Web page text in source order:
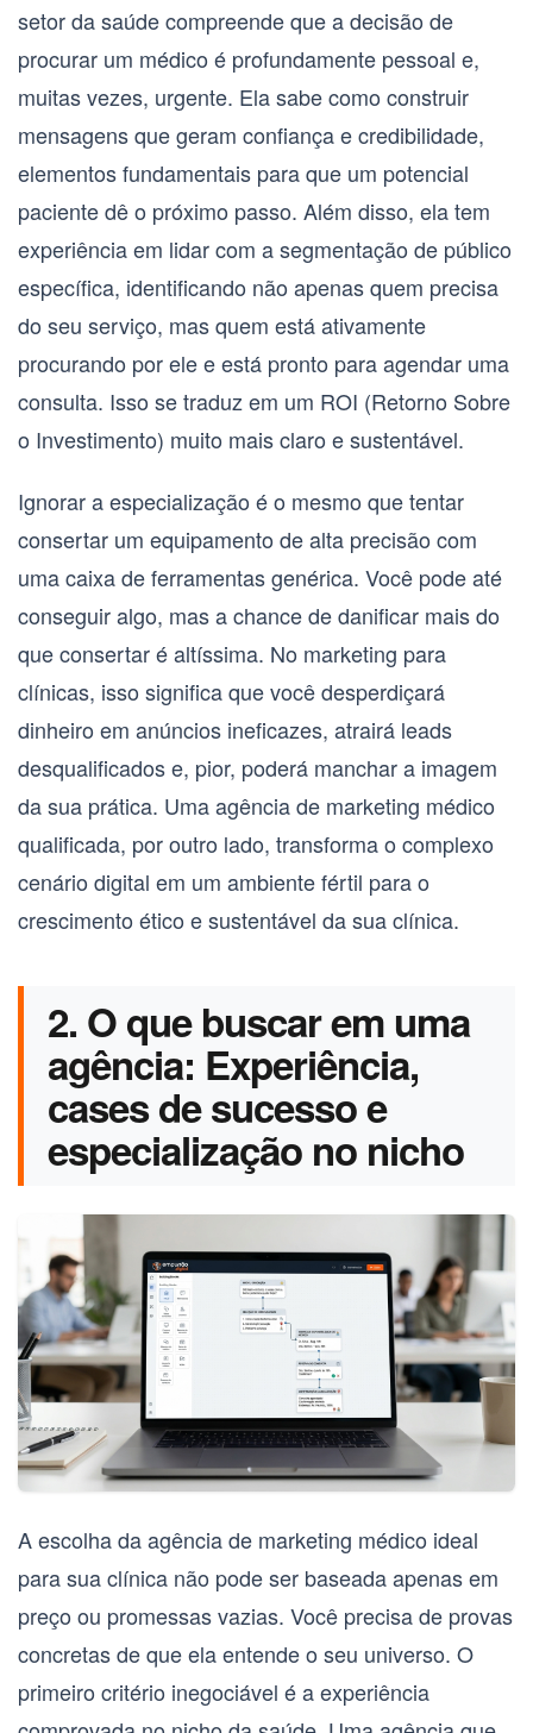
setor da saúde compreende que a decisão de
procurar um médico é profundamente pessoal e,
muitas vezes, urgente. Ela sabe como construir
mensagens que geram confiança e credibilidade,
elementos fundamentais para que um potencial
paciente dê o próximo passo. Além disso, ela tem
experiência em lidar com a segmentação de público
específica, identificando não apenas quem precisa
do seu serviço, mas quem está ativamente
procurando por ele e está pronto para agendar uma
consulta. Isso se traduz em um ROI (Retorno Sobre
o Investimento) muito mais claro e sustentável.
Ignorar a especialização é o mesmo que tentar
consertar um equipamento de alta precisão com
uma caixa de ferramentas genérica. Você pode até
conseguir algo, mas a chance de danificar mais do
que consertar é altíssima. No marketing para
clínicas, isso significa que você desperdiçará
dinheiro em anúncios ineficazes, atrairá leads
desqualificados e, pior, poderá manchar a imagem
da sua prática. Umaagência de marketing médico
qualificada, por outro lado, transforma o complexo
cenário digital em um ambiente fértil para o
crescimento ético e sustentável da sua clínica.
2. O que buscar em uma
agência: Experiência,
cases de sucesso e
especialização no nicho
A escolha daagência de marketing médico ideal
para sua clínica não pode ser baseada apenas em
preço ou promessas vazias. Você precisa de provas
concretas de que ela entende o seu universo. O
primeiro critério inegociável é a experiência